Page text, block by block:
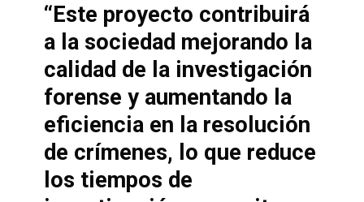
“Este proyecto contribuirá
a la sociedad mejorando la
calidad de la investigación
forense y aumentando la
eficiencia en la resolución
de crímenes, lo que reduce
los tiempos de